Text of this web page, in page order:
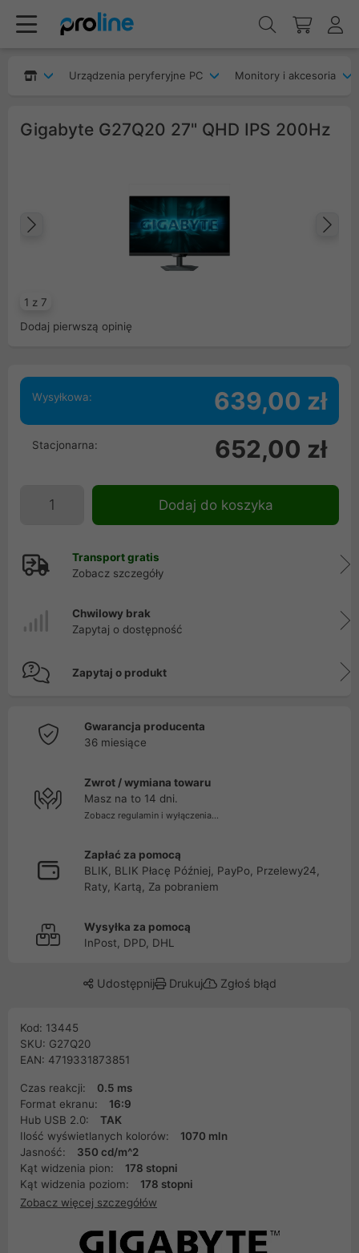
Urządzenia peryferyjne PC Monitory i akcesoria
Gigabyte G27Q20 27" QHD IPS 200Hz
1 z 7
Poprzedni
Dodaj pierwszą opinię
Wysyłkowa: 639,00 zł
Stacjonarna: 652,00 zł
Dodaj do koszyka
Transport gratis
Zobacz szczegóły
Chwilowy brak
Zapytaj o dostępność
Zapytaj o produkt
Gwarancja producenta
36 miesiące
Zwrot / wymiana towaru
Masz na to 14 dni.
Zobacz regulamin i wyłączenia...
Zapłać za pomocą
BLIK, BLIK Płacę Później, PayPo, Przelewy24,
Raty, Kartą, Za pobraniem
Wysyłka za pomocą
InPost, DPD, DHL
Udostępnij Drukuj Zgłoś błąd
Kod: 13445
SKU: G27Q20
EAN: 4719331873851
Czas reakcji:
0.5 ms
Format ekranu:
16:9
Hub USB 2.0:
TAK
Ilość wyświetlanych kolorów:
1070 mln
Jasność:
350 cd/m^2
Kąt widzenia pion:
178 stopni
Kąt widzenia poziom:
178 stopni
Zobacz więcej szczegółów